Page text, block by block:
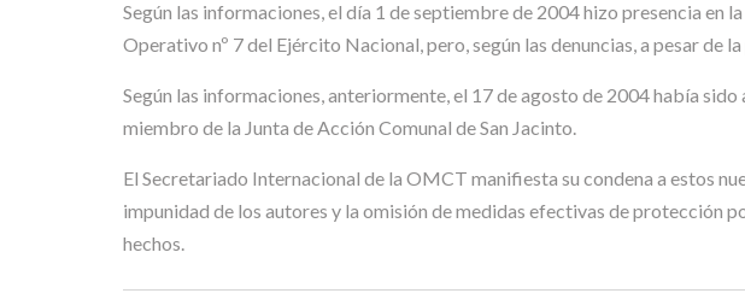
Según las informaciones, el día 1 de septiembre de 2004 hizo presencia en
Operativo nº 7 del Ejército Nacional, pero, según las denuncias, a pesar de
Según las informaciones, anteriormente, el 17 de agosto de 2004 había
miembro de la Junta de Acción Comunal de San Jacinto.
El Secretariado Internacional de la OMCT manifiesta su condena a estos
impunidad de los autores y la omisión de medidas efectivas de protección
hechos.